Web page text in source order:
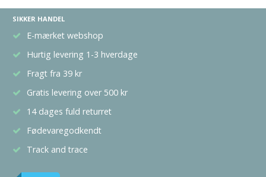
SIKKER HANDEL
E-mærket webshop
Hurtig levering 1-3 hverdage
Fragt fra 39 kr
Gratis levering over 500 kr
14 dages fuld returret
Fødevaregodkendt
Track and trace